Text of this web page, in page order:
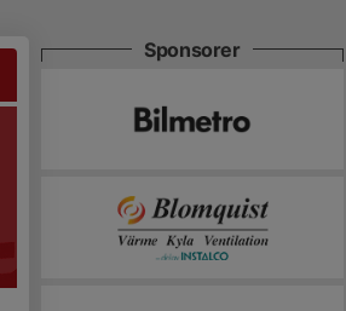
Sponsorer